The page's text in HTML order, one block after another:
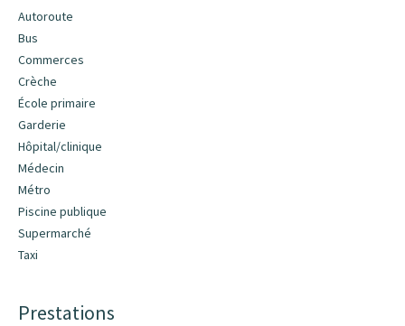
Autoroute
Bus
Commerces
Crèche
École primaire
Garderie
Hôpital/clinique
Médecin
Métro
Piscine publique
Supermarché
Taxi
Prestations